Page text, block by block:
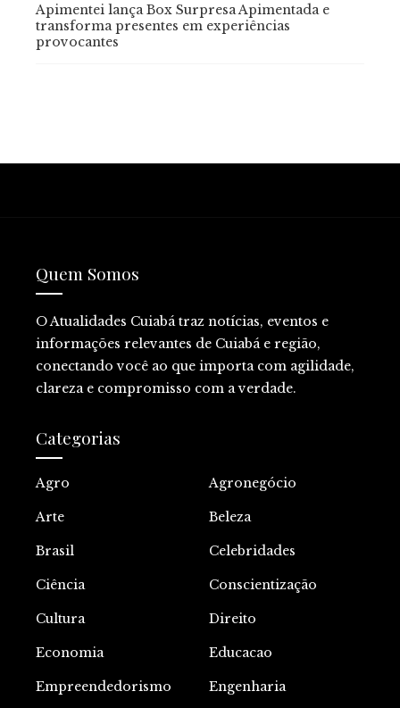
Apimentei lança Box Surpresa Apimentada e
transforma presentes em experiências
provocantes
Quem Somos
O Atualidades Cuiabá traz notícias, eventos e
informações relevantes de Cuiabá e região,
conectando você ao que importa com agilidade,
clareza e compromisso com a verdade.
Categorias
Agro Agronegócio
Arte Beleza
Brasil Celebridades
Ciência Conscientização
Cultura Direito
Economia Educacao
Empreendedorismo Engenharia